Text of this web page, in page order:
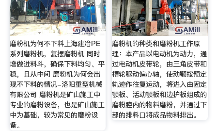
磨粉机为何不下料上海建冶PE
系列磨粉机，复摆磨粉机 同时
增做进料斗，确保下料均匀、平
稳，且从中间 磨粉机为何会出
现不下料的情况-洛阳重型机械
有限公司 磨粉机是矿山施工中
专业的磨粉设备，也是矿山施工
中为基础，较为常见的磨粉设
备。
磨粉机的种类和磨粉机工作原
理：本产品以电动机为动力，通
过电动机皮带轮，由三角皮带和
槽轮驱动偏心轴，使动颚按预定
轨迹作往复运动，将进入由固定
颚板、活动颚板和边护板组成的
磨粉腔内的物料磨粉，并通过下
部的排料口将成品物料排出。